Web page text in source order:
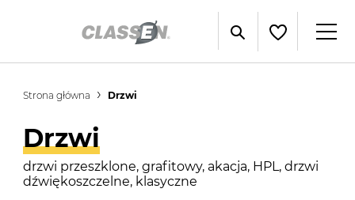
Strona główna Drzwi
Drzwi
drzwi przeszklone, grafitowy, akacja, HPL, drzwi
dźwiękoszczelne, klasyczne